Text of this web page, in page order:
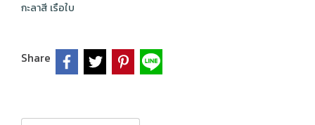
กะลาสี เรือใบ
Share